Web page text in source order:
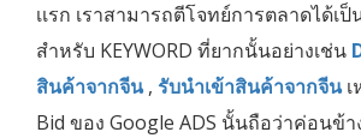
เเรก เราสามารถตีโจทย์การตลาดได้เป็
สำหรับ KEYWORD ที่ยากนั้นอย่างเช่น
สินค้าจากจีน, รับนำเข้าสินค้าจากจีน
Bid ของ Google ADS นั้นถือว่าค่อนข้า